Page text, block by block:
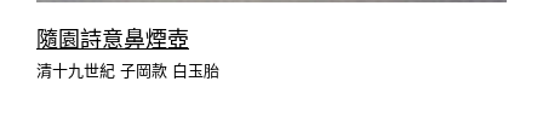
隨園詩意鼻煙壺
清十九世紀 子岡款 白玉胎